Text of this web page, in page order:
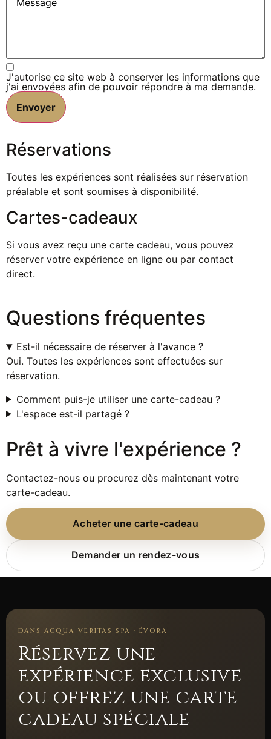
J'autorise ce site web à conserver les informations que
j'ai envoyées afin de pouvoir répondre à ma demande.
Envoyer
Réservations
Toutes les expériences sont réalisées sur réservation
préalable et sont soumises à disponibilité.
Cartes-cadeaux
Si vous avez reçu une carte cadeau, vous pouvez
réserver votre expérience en ligne ou par contact
direct.
Questions fréquentes
Est-il nécessaire de réserver à l'avance ?
Oui. Toutes les expériences sont effectuées sur
réservation.
Comment puis-je utiliser une carte-cadeau ?
L'espace est-il partagé ?
Prêt à vivre l'expérience ?
Contactez-nous ou procurez dès maintenant votre
carte-cadeau.
Acheter une carte-cadeau
Demander un rendez-vous
DANS ACQUA VERITAS SPA · ÉVORA
Réservez une
expérience exclusive
ou offrez une carte
cadeau spéciale